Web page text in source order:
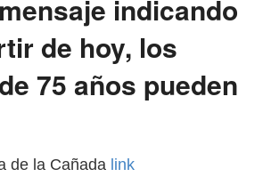
indicando
de hoy, los
75 años pueden
de la Cañada link